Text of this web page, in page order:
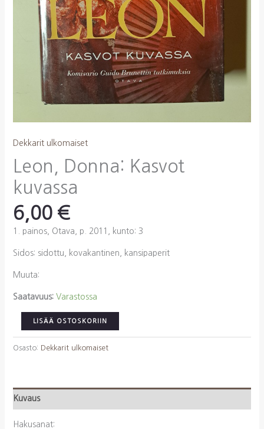
Dekkarit ulkomaiset
Leon, Donna: Kasvot
kuvassa
6,00 €
1. painos, Otava, p. 2011, kunto: 3
Sidos: sidottu, kovakantinen, kansipaperit
Muuta:
Saatavuus: Varastossa
Donna:
Kasvot
LISÄÄ OSTOSKORIIN
Osasto: Dekkarit ulkomaiset
Kuvaus
Hakusanat: